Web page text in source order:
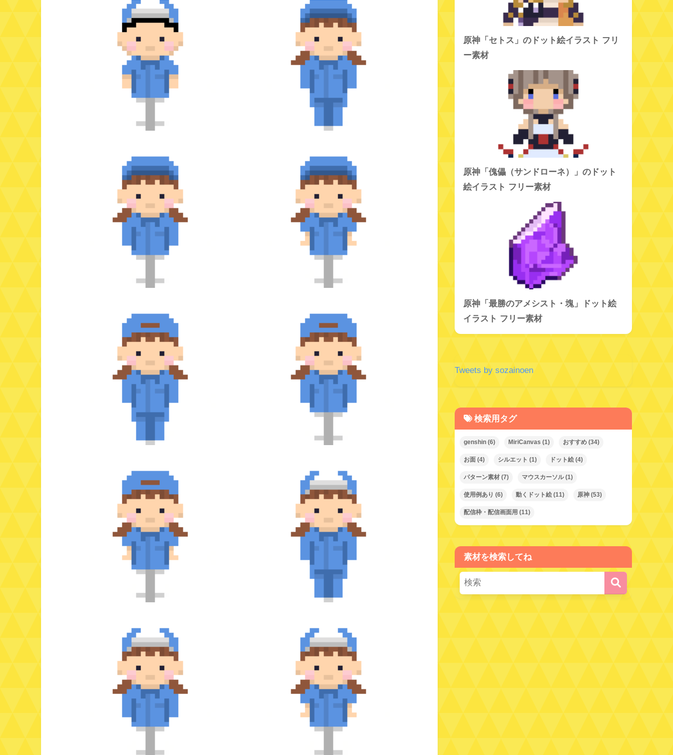
原神「セトス」のドット絵イラスト フリ
ー素材
原神「傀儡（サンドローネ）」のドット
絵イラスト フリー素材
原神「最勝のアメシスト・塊」ドット絵
イラスト フリー素材
Tweets by sozainoen
検索用タグ
genshin (6) MiriCanvas (1) おすすめ (34)
お面 (4) シルエット (1) ドット絵 (4)
パターン素材 (7) マウスカーソル(1)
使用例あり (6) 動くドット絵 (11) 原神 (53)
配信枠・配信画面用 (11)
素材を検索してね